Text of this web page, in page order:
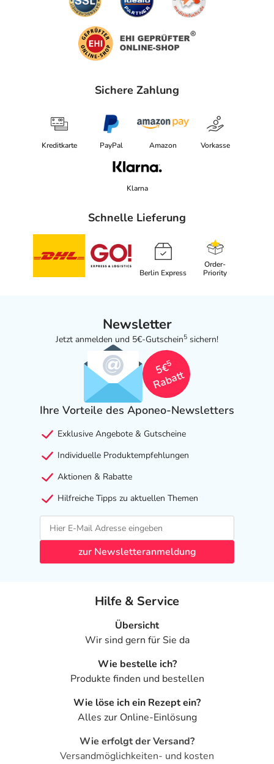
Sichere Zahlung
Kreditkarte PayPal Amazon Vorkasse
Klarna
Schnelle Lieferung
Berlin Express
Order-
Priority
Newsletter
Jetzt anmelden und 5€-Gutschein5 sichern!
5€
5
Rabatt
Ihre Vorteile des Aponeo-Newsletters
Exklusive Angebote & Gutscheine
Individuelle Produktempfehlungen
Aktionen & Rabatte
Hilfreiche Tipps zu aktuellen Themen
zur Newsletteranmeldung
Hilfe & Service
Übersicht
Wir sind gern für Sie da
Wie bestelle ich?
Produkte finden und bestellen
Wie löse ich ein Rezept ein?
Alles zur Online-Einlösung
Wie erfolgt der Versand?
Versandmöglichkeiten- und kosten